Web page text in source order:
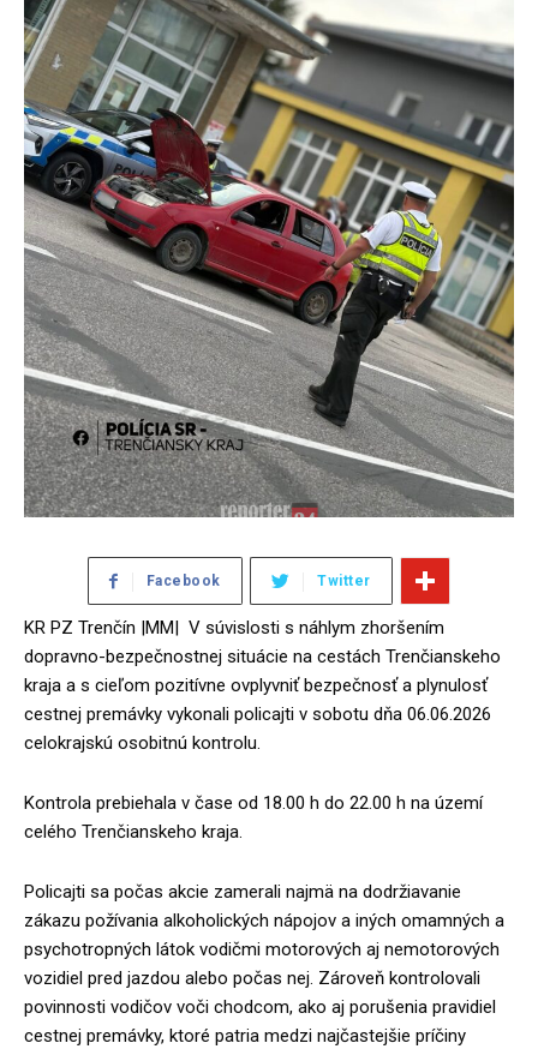
Facebook Twitter
KR PZ Trenčín |MM| V súvislosti s náhlym zhoršením
dopravno-bezpečnostnej situácie na cestách Trenčianskeho
kraja a s cieľom pozitívne ovplyvniť bezpečnosť a plynulosť
cestnej premávky vykonali policajti v sobotu dňa 06.06.2026
celokrajskú osobitnú kontrolu.
Kontrola prebiehala v čase od 18.00 h do 22.00 h na území
celého Trenčianskeho kraja.
Policajti sa počas akcie zamerali najmä na dodržiavanie
zákazu požívania alkoholických nápojov a iných omamných a
psychotropných látok vodičmi motorových aj nemotorových
vozidiel pred jazdou alebo počas nej. Zároveň kontrolovali
povinnosti vodičov voči chodcom, ako aj porušenia pravidiel
cestnej premávky, ktoré patria medzi najčastejšie príčiny